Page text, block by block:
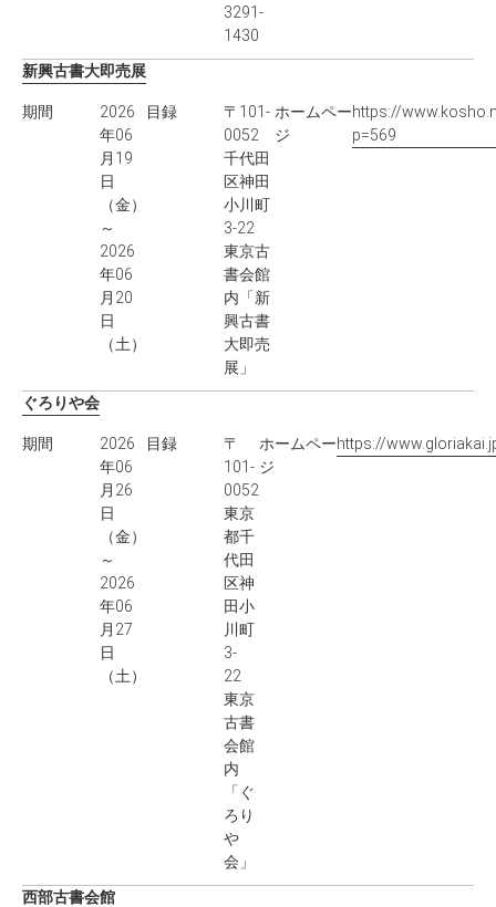
3291-
1430
新興古書大即売展
期間
2026
年06
月19
日
（金）
～
2026
年06
月20
日
（土）
目録
〒101-
0052
千代田
区神田
小川町
3-22
東京古
書会館
内「新
興古書
大即売
展」
ホームペー
ジ
https://
p=569
ぐろりや会
期間
2026
年06
月26
日
（金）
～
2026
年06
月27
日
（土）
目録
〒
101-
0052
東京
都千
代田
区神
田小
川町
3-
22
東京
古書
会館
内
「ぐ
ろり
や
会」
ホームペー
ジ
https://
西部古書会館